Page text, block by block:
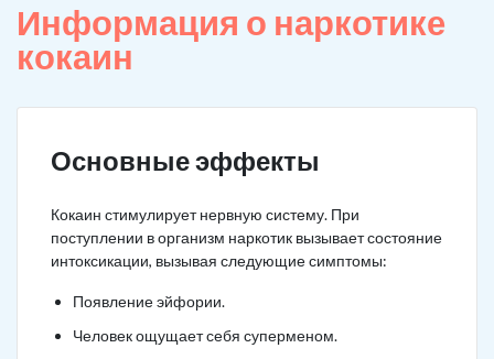
Информация о наркотике
кокаин
Основные эффекты
Кокаин стимулирует нервную систему. При
поступлении в организм наркотик вызывает состояние
интоксикации, вызывая следующие симптомы:
Появление эйфории.
Человек ощущает себя суперменом.